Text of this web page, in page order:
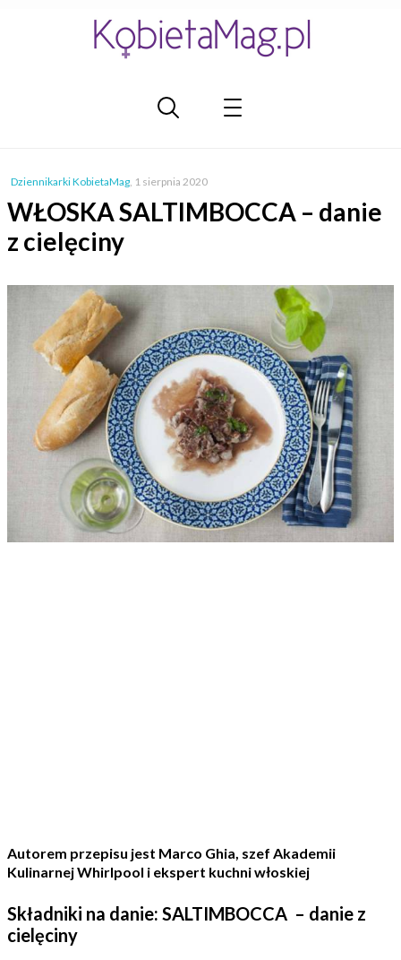
Dziennikarki KobietaMag, 1 sierpnia 2020
WŁOSKA SALTIMBOCCA – danie
z cielęciny
Autorem przepisu jest Marco Ghia, szef Akademii
Kulinarnej Whirlpool i ekspert kuchni włoskiej
Składniki na danie: SALTIMBOCCA – danie z
cielęciny